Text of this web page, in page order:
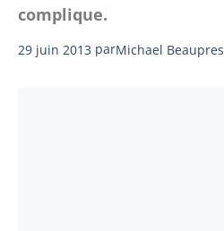
complique.
29 juin 2013 parMichael Beaupres